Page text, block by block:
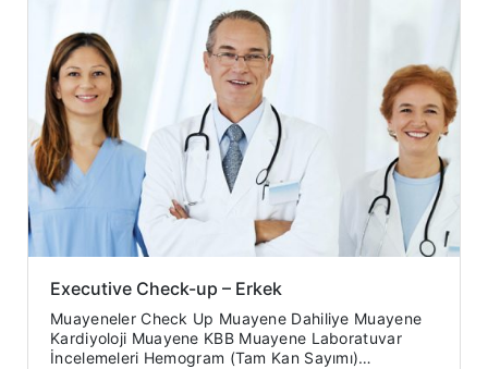
Executive Check-up – Erkek
Muayeneler Check Up Muayene Dahiliye Muayene
Kardiyoloji Muayene KBB Muayene Laboratuvar
İncelemeleri Hemogram (Tam Kan Sayımı)